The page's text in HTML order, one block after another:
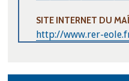
SITE INTERNET DU
http://www.rer-